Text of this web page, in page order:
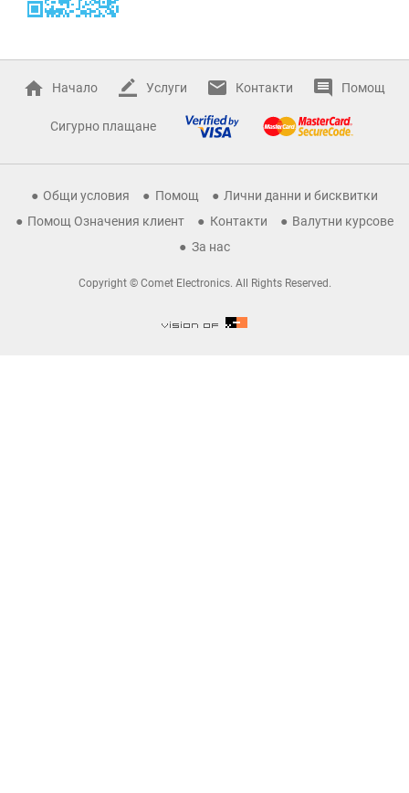
Начало Услуги Контакти Помощ
Сигурно плащане
Общи условия Помощ
Лични данни и бисквитки
Помощ Означения клиент
Контакти
Валутни курсове
За нас
Copyright © Comet Electronics. All Rights Reserved.